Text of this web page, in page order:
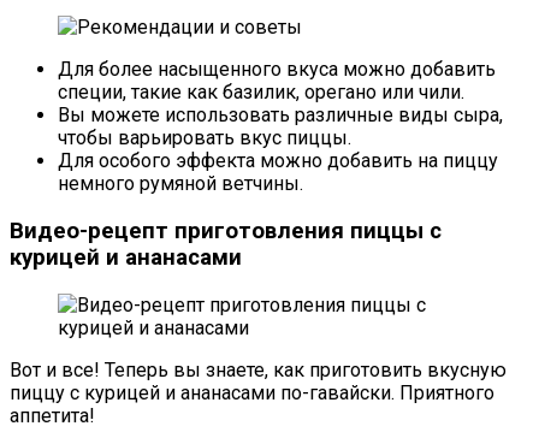
Для более насыщенного вкуса можно добавить
специи, такие как базилик, орегано или чили.
Вы можете использовать различные виды сыра,
чтобы варьировать вкус пиццы.
Для особого эффекта можно добавить на пиццу
немного румяной ветчины.
Видео-рецепт приготовления пиццы с
курицей и ананасами
Вот и все! Теперь вы знаете, как приготовить вкусную
пиццу с курицей и ананасами по-гавайски. Приятного
аппетита!